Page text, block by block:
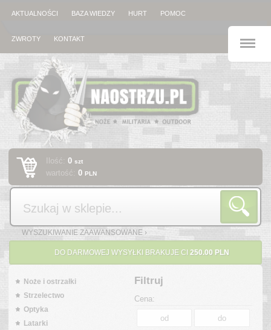
AKTUALNOŚCI BAZA WIEDZY HURT POMOC
ZWROTY KONTAKT
Ilość:0szt
wartość:0PLN
Szukaj
WYSZUKIWANIE ZAAWANSOWANE ›
DO DARMOWEJ WYSYŁKI BRAKUJE CI 250.00 PLN
Noże i ostrzałki
Strzelectwo
Optyka
Latarki
Filtruj
Cena: